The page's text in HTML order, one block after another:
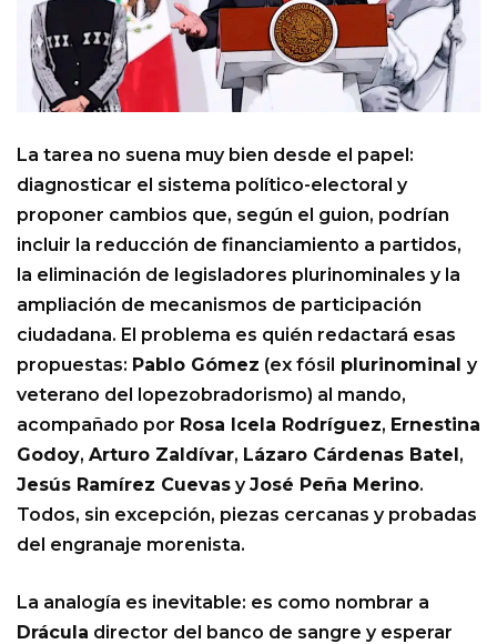
La tarea no suena muy bien desde el papel:
diagnosticar el sistema político-electoral y
proponer cambios que, según el guion, podrían
incluir la reducción de financiamiento a partidos,
la eliminación de legisladores plurinominales y la
ampliación de mecanismos de participación
ciudadana. El problema es quién redactará esas
propuestas: Pablo Gómez (ex fósil plurinominal y
veterano del lopezobradorismo) al mando,
acompañado por Rosa Icela Rodríguez, Ernestina
Godoy, Arturo Zaldívar, Lázaro Cárdenas Batel,
Jesús Ramírez Cuevas yJosé Peña Merino.
Todos, sin excepción, piezas cercanas y probadas
del engranaje morenista.
La analogía es inevitable: es como nombrar a
Drácula director del banco de sangre y esperar